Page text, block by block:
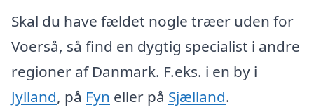
Skal du have fældet nogle træer uden for
Voerså, så find en dygtig specialist i andre
regioner af Danmark. F.eks. i en by i
Jylland, på Fyn eller på Sjælland.